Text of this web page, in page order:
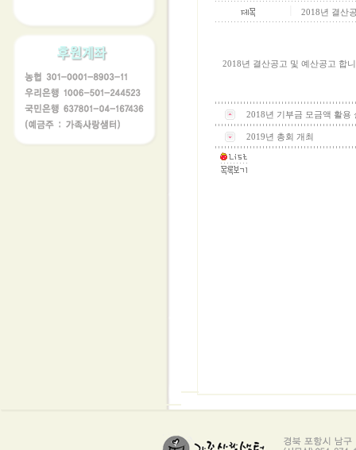
2018년 결산
2018년 결산공고 및 예산공고 합
2018년 기부금 모금액 활용
2019년 총회 개최